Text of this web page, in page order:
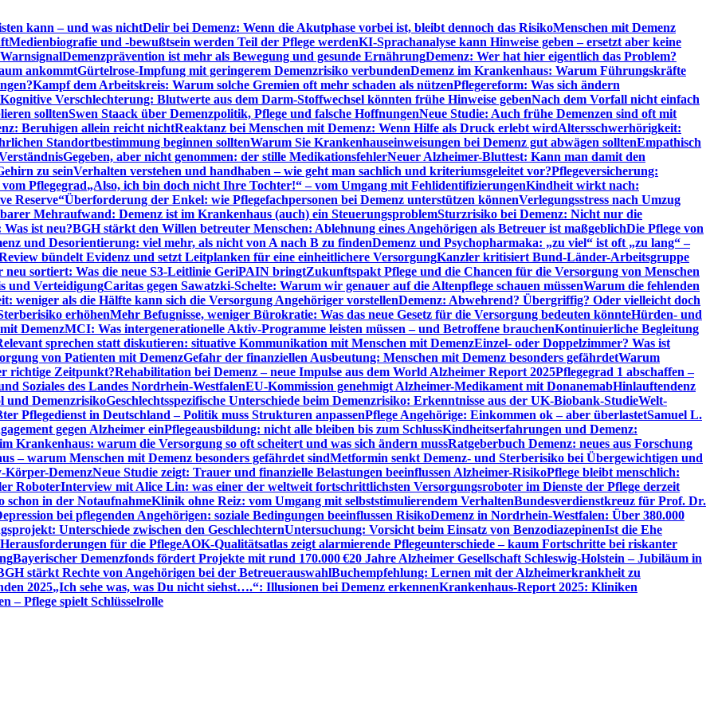
kann – und was nichtDelir bei Demenz: Wenn die Akutphase vorbei ist, bleibt dennoch das RisikoMenschen mit Demenz
Medienbiografie und -bewußtsein werden Teil der Pflege werdenKI-Sprachanalyse kann Hinweise geben – ersetzt aber keine
Demenzprävention ist mehr als Bewegung und gesunde ErnährungDemenz: Wer hat hier eigentlich das Problem?
ankommtGürtelrose-Impfung mit geringerem Demenzrisiko verbundenDemenz im Krankenhaus: Warum Führungskräfte
Kampf dem Arbeitskreis: Warum solche Gremien oft mehr schaden als nützenPflegereform: Was sich ändern
Kognitive Verschlechterung: Blutwerte aus dem Darm-Stoffwechsel könnten frühe Hinweise gebenNach dem Vorfall nicht einfach
solltenSwen Staack über Demenzpolitik, Pflege und falsche HoffnungenNeue Studie: Auch frühe Demenzen sind oft mit
Beruhigen allein reicht nichtReaktanz bei Menschen mit Demenz: Wenn Hilfe als Druck erlebt wirdAltersschwerhörigkeit:
Standortbestimmung beginnen solltenWarum Sie Krankenhauseinweisungen bei Demenz gut abwägen solltenEmpathisch
Gegeben, aber nicht genommen: der stille MedikationsfehlerNeuer Alzheimer-Bluttest: Kann man damit den
zu seinVerhalten verstehen und handhaben – wie geht man sachlich und kriteriumsgeleitet vor?Pflegeversicherung:
Pflegegrad„Also, ich bin doch nicht Ihre Tochter!“ – vom Umgang mit FehlidentifizierungenKindheit wirkt nach:
Reserve“Überforderung der Enkel: wie Pflegefachpersonen bei Demenz unterstützen könnenVerlegungsstress nach Umzug
Mehraufwand: Demenz ist im Krankenhaus (auch) ein SteuerungsproblemSturzrisiko bei Demenz: Nicht nur die
ist neu?BGH stärkt den Willen betreuter Menschen: Ablehnung eines Angehörigen als Betreuer ist maßgeblichDie Pflege von
und Desorientierung: viel mehr, als nicht von A nach B zu findenDemenz und Psychopharmaka: „zu viel“ ist oft „zu lang“ –
bündelt Evidenz und setzt Leitplanken für eine einheitlichere VersorgungKanzler kritisiert Bund-Länder-Arbeitsgruppe
neu sortiert: Was die neue S3-Leitlinie GeriPAIN bringtZukunftspakt Pflege und die Chancen für die Versorgung von Menschen
und VerteidigungCaritas gegen Sawatzki-Schelte: Warum wir genauer auf die Altenpflege schauen müssenWarum die fehlenden
weniger als die Hälfte kann sich die Versorgung Angehöriger vorstellenDemenz: Abwehrend? Übergriffig? Oder vielleicht doch
erhöhenMehr Befugnisse, weniger Bürokratie: Was das neue Gesetz für die Versorgung bedeuten könnteHürden- und
DemenzMCI: Was intergenerationelle Aktiv-Programme leisten müssen – und Betroffene brauchenKontinuierliche Begleitung
sprechen statt diskutieren: situative Kommunikation mit Menschen mit DemenzEinzel- oder Doppelzimmer? Was ist
von Patienten mit DemenzGefahr der finanziellen Ausbeutung: Menschen mit Demenz besonders gefährdetWarum
richtige Zeitpunkt?Rehabilitation bei Demenz – neue Impulse aus dem World Alzheimer Report 2025Pflegegrad 1 abschaffen –
Soziales des Landes Nordrhein-WestfalenEU-Kommission genehmigt Alzheimer-Medikament mit DonanemabHinlauftendenz
und DemenzrisikoGeschlechtsspezifische Unterschiede beim Demenzrisiko: Erkenntnisse aus der UK-Biobank-StudieWelt-
Pflegedienst in Deutschland – Politik muss Strukturen anpassenPflege Angehörige: Einkommen ok – aber überlastetSamuel L.
gegen Alzheimer einPflegeausbildung: nicht alle bleiben bis zum SchlussKindheitserfahrungen und Demenz:
Krankenhaus: warum die Versorgung so oft scheitert und was sich ändern mussRatgeberbuch Demenz: neues aus Forschung
– warum Menschen mit Demenz besonders gefährdet sindMetformin senkt Demenz- und Sterberisiko bei Übergewichtigen und
Körper-DemenzNeue Studie zeigt: Trauer und finanzielle Belastungen beeinflussen Alzheimer-RisikoPflege bleibt menschlich:
RoboterInterview mit Alice Lin: was einer der weltweit fortschrittlichsten Versorgungsroboter im Dienste der Pflege derzeit
schon in der NotaufnahmeKlinik ohne Reiz: vom Umgang mit selbststimulierendem VerhaltenBundesverdienstkreuz für Prof. Dr.
bei pflegenden Angehörigen: soziale Bedingungen beeinflussen RisikoDemenz in Nordrhein-Westfalen: Über 380.000
Unterschiede zwischen den GeschlechternUntersuchung: Vorsicht beim Einsatz von BenzodiazepinenIst die Ehe
für die PflegeAOK-Qualitätsatlas zeigt alarmierende Pflegeunterschiede – kaum Fortschritte bei riskanter
Bayerischer Demenzfonds fördert Projekte mit rund 170.000 €20 Jahre Alzheimer Gesellschaft Schleswig-Holstein – Jubiläum in
stärkt Rechte von Angehörigen bei der BetreuerauswahlBuchempfehlung: Lernen mit der Alzheimerkrankheit zu
2025„Ich sehe was, was Du nicht siehst….“: Illusionen bei Demenz erkennenKrankenhaus-Report 2025: Kliniken
– Pflege spielt Schlüsselrolle